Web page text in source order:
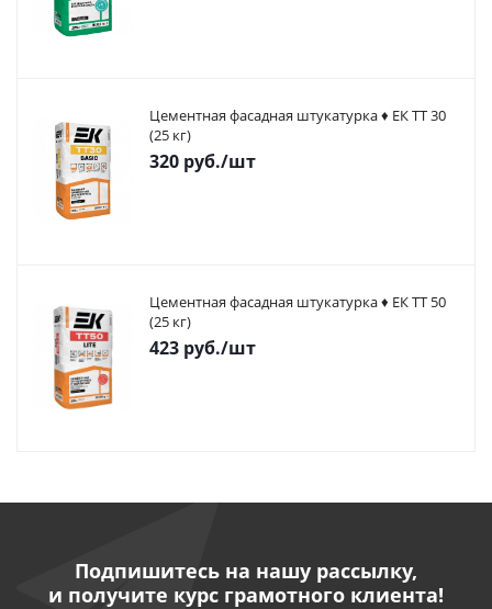
Цементная фасадная штукатурка ♦ ЕК ТТ 30
(25 кг)
320 руб./шт
Цементная фасадная штукатурка ♦ ЕК ТТ 50
(25 кг)
423 руб./шт
Подпишитесь на нашу рассылку,
и получите курс грамотного клиента!